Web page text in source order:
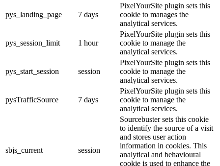
pys_landing_page 7 days
PixelYourSite plugin sets this
cookie to manages the
analytical services.
pys_session_limit 1 hour
PixelYourSite plugin sets this
cookie to manage the
analytical services.
pys_start_session session
PixelYourSite plugin sets this
cookie to manage the
analytical services.
pysTrafficSource 7 days
PixelYourSite plugin sets this
cookie to manage the
analytical services.
sbjs_current session
Sourcebuster sets this cookie
to identify the source of a visit
and stores user action
information in cookies. This
analytical and behavioural
cookie is used to enhance the